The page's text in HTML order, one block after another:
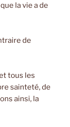
la vie a de
de
tous les
sainteté, de
ainsi, la